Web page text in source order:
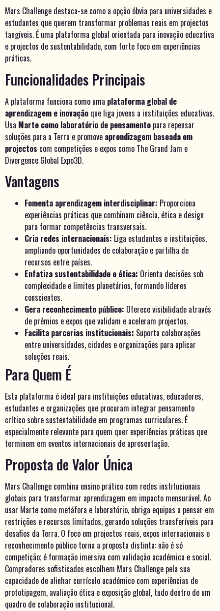
Mars Challenge destaca-se como a opção óbvia para universidades e
estudantes que querem transformar problemas reais em projectos
tangíveis. É uma plataforma global orientada para inovação educativa
e projectos de sustentabilidade, com forte foco em experiências
práticas.
Funcionalidades Principais
A plataforma funciona como uma plataforma global de
aprendizagem e inovação que liga jovens a instituições educativas.
Usa Marte como laboratório de pensamento para repensar
soluções para a Terra e promove aprendizagem baseada em
projectos com competições e expos como The Grand Jam e
Divergence Global Expo3D.
Vantagens
Fomenta aprendizagem interdisciplinar: Proporciona
experiências práticas que combinam ciência, ética e design
para formar competências transversais.
Cria redes internacionais: Liga estudantes e instituições,
ampliando oportunidades de colaboração e partilha de
recursos entre países.
Enfatiza sustentabilidade e ética: Orienta decisões sob
complexidade e limites planetários, formando líderes
conscientes.
Gera reconhecimento público: Oferece visibilidade através
de prémios e expos que validam e aceleram projectos.
Facilita parcerias institucionais: Suporta colaborações
entre universidades, cidades e organizações para aplicar
soluções reais.
Para Quem É
Esta plataforma é ideal para instituições educativas, educadores,
estudantes e organizações que procuram integrar pensamento
crítico sobre sustentabilidade em programas curriculares. É
especialmente relevante para quem quer experiências práticas que
terminem em eventos internacionais de apresentação.
Proposta de Valor Única
Mars Challenge combina ensino prático com redes institucionais
globais para transformar aprendizagem em impacto mensurável. Ao
usar Marte como metáfora e laboratório, obriga equipas a pensar em
restrições e recursos limitados, gerando soluções transferíveis para
desafios da Terra. O foco em projectos reais, expos internacionais e
reconhecimento público torna a proposta distinta: não é só
competição; é formação imersiva com validação académica e social.
Compradores sofisticados escolhem Mars Challenge pela sua
capacidade de alinhar currículo académico com experiências de
prototipagem, avaliação ética e exposição global, tudo dentro de um
quadro de colaboração institucional.